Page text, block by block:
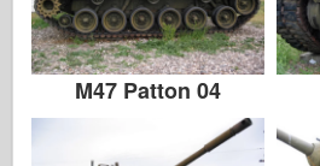
M47 Patton 04